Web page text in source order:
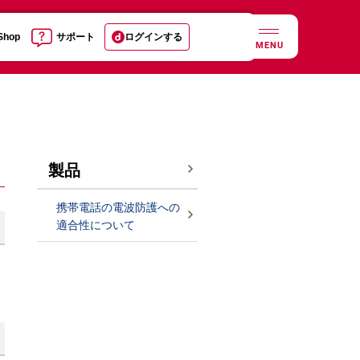
サポート ログインする
MENU
製品
携帯電話の電波防護への
適合性について